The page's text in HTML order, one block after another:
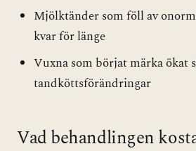
Mjölktänder som föll av
kvar för länge
Vuxna som börjat märka ökat
tandköttsförändringar
Vad behandlingen